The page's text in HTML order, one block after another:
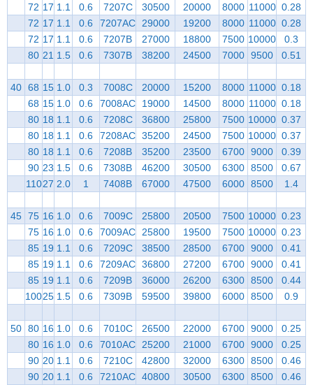
72 17 1.1 0.6 7207C 30500 20000 8000 11000 0.28
72 17 1.1 0.6 7207AC 29000 19200 8000 11000 0.28
72 17 1.1 0.6 7207B 27000 18800 7500 10000
0.3
80 21 1.5 0.6 7307B 38200 24500 7000 9500 0.51
40 68 15 1.0 0.3 7008C 20000 15200 8000 11000 0.18
68 15 1.0 0.6 7008AC 19000 14500 8000 11000 0.18
80 18 1.1 0.6 7208C 36800 25800 7500 10000 0.37
80 18 1.1 0.6 7208AC 35200 24500 7500 10000 0.37
80 18 1.1 0.6 7208B 35200 23500 6700 9000
0.39
90 23 1.5 0.6 7308B 46200 30500 6300 8500
0.67
11027 2.0 1 7408B 67000 47500 6000 8500 1.4
45 75 16 1.0 0.6 7009C 25800 20500 7500 10000 0.23
75 16 1.0 0.6 7009AC 25800 19500 7500 10000 0.23
85 19 1.1 0.6 7209C 38500 28500 6700 9000
0.41
85 19 1.1 0.6 7209AC 36800 27200 6700 9000
0.41
85 19 1.1 0.6 7209B 36000 26200 6300 8500
0.44
10025 1.5 0.6 7309B 59500 39800 6000 8500 0.9
50 80 16 1.0 0.6 7010C 26500 22000 6700 9000
0.25
80 16 1.0 0.6 7010AC 25200 21000 6700 9000
0.25
90 20 1.1 0.6 7210C 42800 32000 6300 8500
0.46
90 20 1.1 0.6 7210AC 40800 30500 6300 8500 0.46